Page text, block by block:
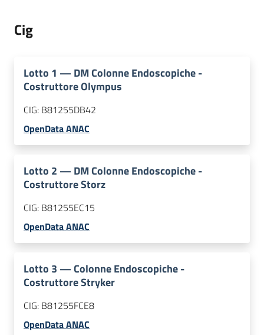
Cig
Lotto 1 — DM Colonne Endoscopiche -
Costruttore Olympus
CIG: B81255DB42
OpenData ANAC
Lotto 2 — DM Colonne Endoscopiche -
Costruttore Storz
CIG: B81255EC15
OpenData ANAC
Lotto 3 —Colonne Endoscopiche -
Costruttore Stryker
CIG: B81255FCE8
OpenData ANAC